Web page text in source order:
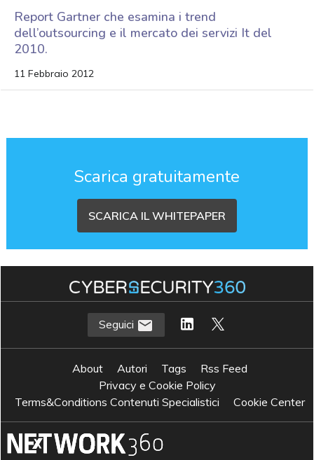
Report Gartner che esamina i trend
dell’outsourcing e il mercato dei servizi It del
2010.
11 Febbraio 2012
Scarica gratuitamente
SCARICA IL WHITEPAPER
Seguici
About Autori Tags
Rss Feed
Privacy e Cookie Policy
Terms&Conditions Contenuti Specialistici
Cookie Center